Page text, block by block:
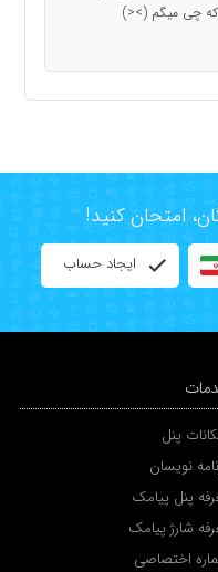
چی میگم (><)
ایجاد حساب
پنل
نویسان
پنل پیامک
شارژ پیامک
اختصاصی